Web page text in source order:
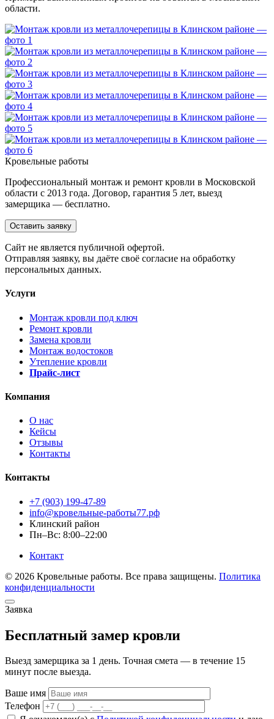
области.
Кровельные работы
Профессиональный монтаж и ремонт кровли в Московской
области с 2013 года. Договор, гарантия 5 лет, выезд
замерщика — бесплатно.
Оставить заявку
Cайт не является публичной офертой.
Отправляя заявку, вы даёте своё согласие на обработку
персональных данных.
Услуги
Монтаж кровли под ключ
Ремонт кровли
Замена кровли
Монтаж водостоков
Утепление кровли
Прайс-лист
Компания
О нас
Кейсы
Отзывы
Контакты
Контакты
+7 (903) 199-47-89
info@кровельные-работы77.рф
Клинский район
Пн–Вс: 8:00–22:00
Контакт
© 2026 Кровельные работы. Все права защищены. Политика
конфиденциальности
Заявка
Бесплатный замер кровли
Выезд замерщика за 1 день. Точная смета — в течение 15
минут после выезда.
Ваше имя
Телефон